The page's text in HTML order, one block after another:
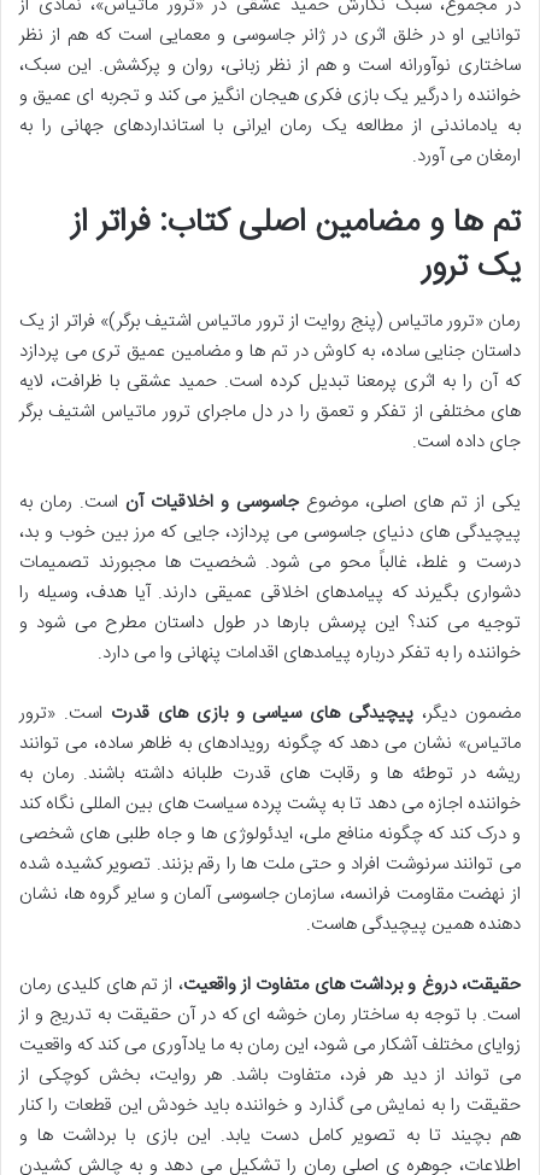
توانایی او در خلق اثری در ژانر جاسوسی و معمایی است که هم از نظر
ساختاری نوآورانه است و هم از نظر زبانی، روان و پرکشش. این سبک،
خواننده را درگیر یک بازی فکری هیجان انگیز می کند و تجربه ای عمیق و
به یادماندنی از مطالعه یک رمان ایرانی با استانداردهای جهانی را به
ارمغان می آورد.
تم ها و مضامین اصلی کتاب: فراتر از
یک ترور
رمان «ترور ماتیاس (پنج روایت از ترور ماتیاس اشتیف برگر)» فراتر از یک
داستان جنایی ساده، به کاوش در تم ها و مضامین عمیق تری می پردازد
که آن را به اثری پرمعنا تبدیل کرده است. حمید عشقی با ظرافت، لایه
های مختلفی از تفکر و تعمق را در دل ماجرای ترور ماتیاس اشتیف برگر
جای داده است.
یکی از تم های اصلی، موضوعجاسوسی و اخلاقیات آن است. رمان به
پیچیدگی های دنیای جاسوسی می پردازد، جایی که مرز بین خوب و بد،
درست و غلط، غالباً محو می شود. شخصیت ها مجبورند تصمیمات
دشواری بگیرند که پیامدهای اخلاقی عمیقی دارند. آیا هدف، وسیله را
توجیه می کند؟ این پرسش بارها در طول داستان مطرح می شود و
خواننده را به تفکر درباره پیامدهای اقدامات پنهانی وا می دارد.
مضمون دیگر، پیچیدگی های سیاسی و بازی های قدرت است. «ترور
ماتیاس» نشان می دهد که چگونه رویدادهای به ظاهر ساده، می توانند
ریشه در توطئه ها و رقابت های قدرت طلبانه داشته باشند. رمان به
خواننده اجازه می دهد تا به پشت پرده سیاست های بین المللی نگاه کند
و درک کند که چگونه منافع ملی، ایدئولوژی ها و جاه طلبی های شخصی
می توانند سرنوشت افراد و حتی ملت ها را رقم بزنند. تصویر کشیده شده
از نهضت مقاومت فرانسه، سازمان جاسوسی آلمان و سایر گروه ها، نشان
دهنده همین پیچیدگی هاست.
حقیقت، دروغ و برداشت های متفاوت از واقعیت، از تم های کلیدی رمان
است. با توجه به ساختار رمان خوشه ای که در آن حقیقت به تدریج و از
زوایای مختلف آشکار می شود، این رمان به ما یادآوری می کند که واقعیت
می تواند از دید هر فرد، متفاوت باشد. هر روایت، بخش کوچکی از
حقیقت را به نمایش می گذارد و خواننده باید خودش این قطعات را کنار
هم بچیند تا به تصویر کامل دست یابد. این بازی با برداشت ها و
اطلاعات، جوهره ی اصلی رمان را تشکیل می دهد و به چالش کشیدن